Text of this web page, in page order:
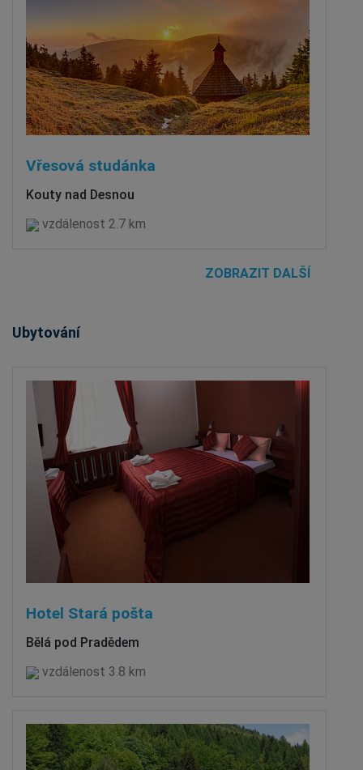
Vřesová studánka
Kouty nad Desnou
vzdálenost 2.7 km
ZOBRAZIT DALŠÍ
Ubytování
Hotel Stará pošta
Bělá pod Pradědem
vzdálenost 3.8 km